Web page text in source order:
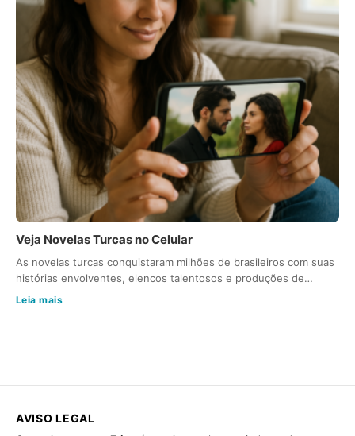
Veja Novelas Turcas no Celular
As novelas turcas conquistaram milhões de brasileiros com suas
histórias envolventes, elencos talentosos e produções de…
Leia mais
AVISO LEGAL